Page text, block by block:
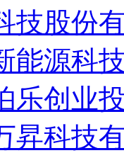
技股份
能源科
乐创业
昇科技